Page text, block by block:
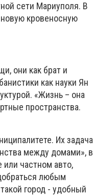
сети Мариуполя. В
новую кровеносную
они как брат и
как науки Ян
«Жизнь – она
пространства.
Их задача
между домами», в
частном авто,
любым
город - удобный